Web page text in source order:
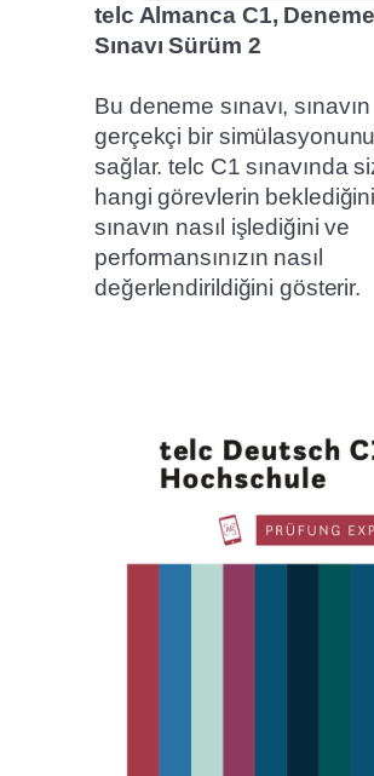
telc Almanca C1, Deneme
Sınavı Sürüm 2
Bu deneme sınavı, sınavın
gerçekçi bir simülasyonunu
sağlar. telc C1 sınavında
hangi görevlerin
sınavın nasıl işlediğini ve
performansınızın nasıl
değerlendirildiğini gösterir.